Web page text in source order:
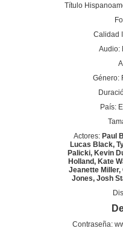
Título
Calidad
Audio:
Género:
País:
Actores: Paul
Lucas Black,
Palicki, Kevin
Holland, Kate
Jeanette Miller,
Jones, Josh
Contraseña: